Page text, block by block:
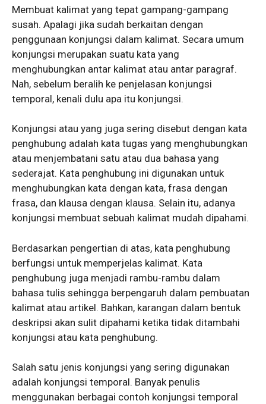
Membuat kalimat yang tepat gampang-gampang
susah. Apalagi jika sudah berkaitan dengan
penggunaan konjungsi dalam kalimat. Secara umum
konjungsi merupakan suatu kata yang
menghubungkan antar kalimat atau antar paragraf.
Nah, sebelum beralih ke penjelasan konjungsi
temporal, kenali dulu apa itu konjungsi.
Konjungsi atau yang juga sering disebut dengan kata
penghubung adalah kata tugas yang menghubungkan
atau menjembatani satu atau dua bahasa yang
sederajat. Kata penghubung ini digunakan untuk
menghubungkan kata dengan kata, frasa dengan
frasa, dan klausa dengan klausa. Selain itu, adanya
konjungsi membuat sebuah kalimat mudah dipahami.
Berdasarkan pengertian di atas, kata penghubung
berfungsi untuk memperjelas kalimat. Kata
penghubung juga menjadi rambu-rambu dalam
bahasa tulis sehingga berpengaruh dalam pembuatan
kalimat atau artikel. Bahkan, karangan dalam bentuk
deskripsi akan sulit dipahami ketika tidak ditambahi
konjungsi atau kata penghubung.
Salah satu jenis konjungsi yang sering digunakan
adalah konjungsi temporal. Banyak penulis
menggunakan berbagai contoh konjungsi temporal